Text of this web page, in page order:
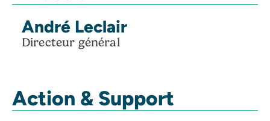
André Leclair
Directeur général
Action & Support